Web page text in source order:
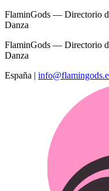
FlaminGods — Directorio
Danza
FlaminGods — Directorio
Danza
España |